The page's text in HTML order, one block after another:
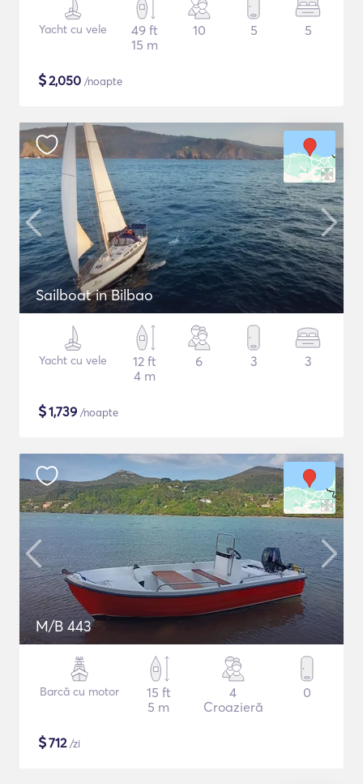
Yacht cu vele
49 ft
15 m
10 5 5
$2,050 /noapte
Sailboat in Bilbao
Yacht cu vele
12 ft
4 m
6 3 3
$1,739 /noapte
M/B 443
Barcă cu motor
15 ft
5 m
4
Croazieră
0
$712/zi